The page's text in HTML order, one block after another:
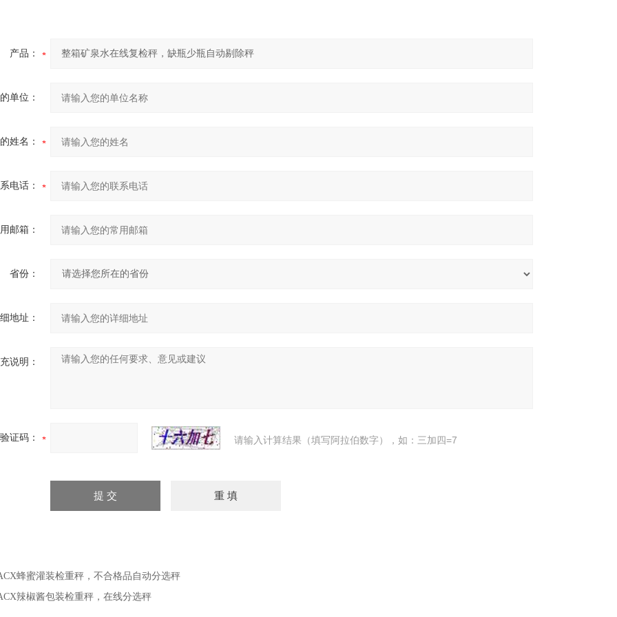
产品：
单位：
姓名：
电话：
邮箱：
省份：
地址：
说明：
验证码： 请输入计算结果（填写阿拉伯数字），如：三加四=7
蜂蜜灌装检重秤，不合格品自动分选秤
辣椒酱包装检重秤，在线分选秤